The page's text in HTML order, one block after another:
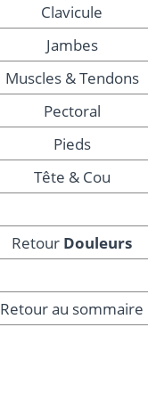
Clavicule
Jambes
Muscles & Tendons
Pectoral
Pieds
Tête & Cou
Retour Douleurs
Retour au sommaire